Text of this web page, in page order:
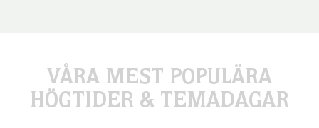
VÅRA MEST POPULÄRA
HÖGTIDER & TEMADAGAR